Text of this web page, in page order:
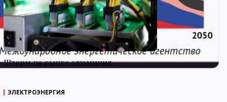
Шторм на рынке алюминия
ЭЛЕКТРОЭНЕРГИЯ